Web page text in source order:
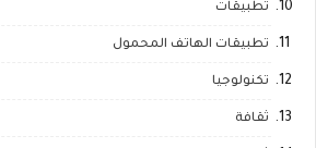
تطبيقات
تطبيقات الهاتف المحمول
تكنولوجيا
ثقافة